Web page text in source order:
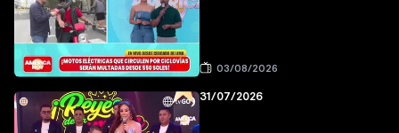
03/08/2026
31/07/2026